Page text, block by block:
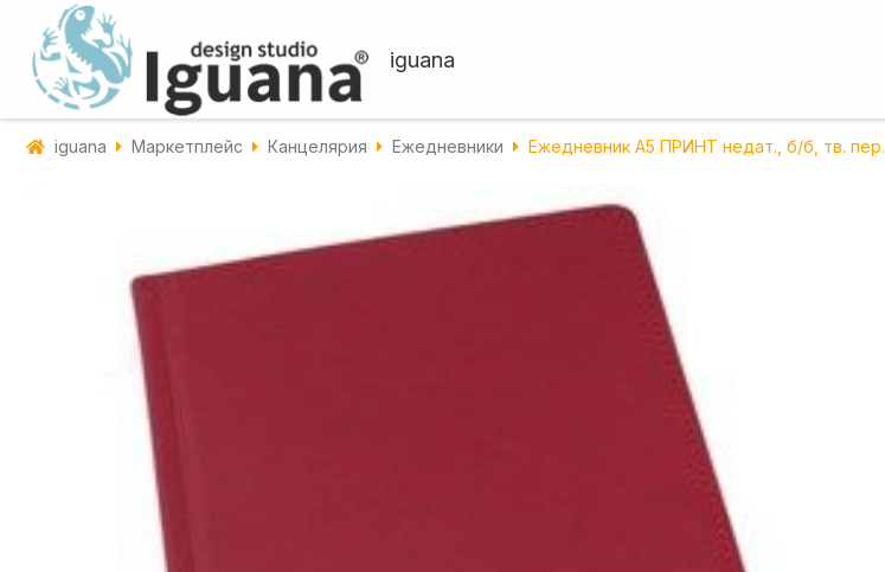
iguana
iguana Маркетплейс Канцелярия Ежедневники Ежедневник А5 ПРИНТ недат., б/б, тв. пер.